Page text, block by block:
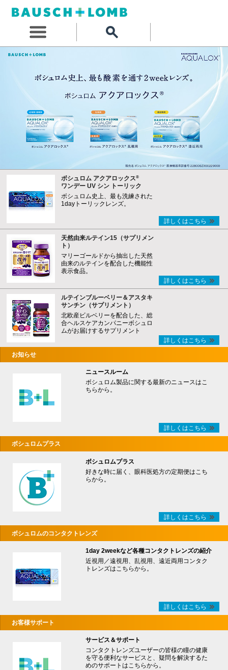
ボシュロム アクアロックス®
ワンデー UV シン トーリック
ボシュロム史上、最も洗練された
1dayトーリックレンズ。
詳しくはこちら
天然由来ルテイン15（サプリメン
ト）
マリーゴールドから抽出した天然
由来のルテインを配合した機能性
表示食品。
詳しくはこちら
ルテインブルーベリー＆アスタキ
サンチン（サプリメント）
北欧産ビルベリーを配合した、総
合ヘルスケアカンパニーボシュロ
ムがお届けするサプリメント
詳しくはこちら
お知らせ
ニュースルーム
ボシュロム製品に関する最新のニュースはこ
ちらから。
詳しくはこちら
ボシュロムプラス
ボシュロムプラス
好きな時に届く、眼科医処方の定期便はこち
らから。
詳しくはこちら
ボシュロムのコンタクトレンズ
1day 2weekなど各種コンタクトレンズの紹介
近視用／遠視用、乱視用、遠近両用コンタク
トレンズはこちらから。
詳しくはこちら
お客様サポート
サービス＆サポート
コンタクトレンズユーザーの皆様の瞳の健康
を守る便利なサービスと、疑問を解決するた
めのサポートはこちらから。